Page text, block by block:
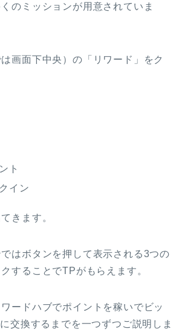
のミッションが用意されていま
画面下中央）の「リワード」をク
ト
イン
きます。
はボタンを押して表示される3つの
することでTPがもらえます。
ードハブでポイントを稼いでビッ
交換するまでを一つずつご説明しま